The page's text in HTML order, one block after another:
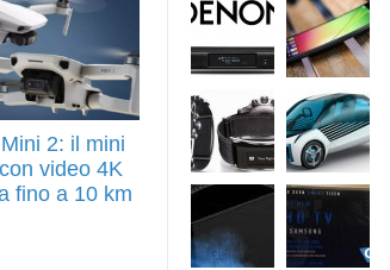
2: il mini
video 4K
fino a 10 km